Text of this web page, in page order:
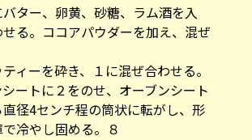
ター、卵黄、砂糖、ラム酒を入
る。ココアパウダーを加え、混ぜ
ィーを砕き、１に混ぜ合わせる。
ートに２をのせ、オーブンシート
径4センチ程の筒状に転がし、形
冷やし固める。８